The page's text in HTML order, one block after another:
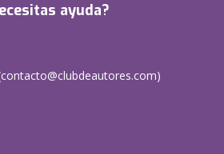
ayuda?
contacto@clubdeautores.com)